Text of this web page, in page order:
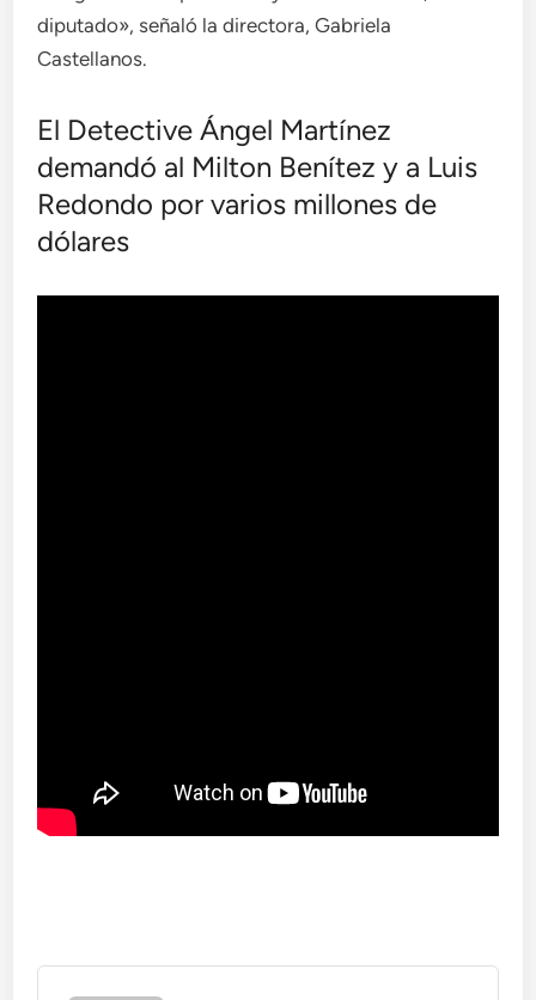
diputado», señaló la directora, Gabriela
Castellanos.
El Detective Ángel Martínez
demandó al Milton Benítez y a Luis
Redondo por varios millones de
dólares